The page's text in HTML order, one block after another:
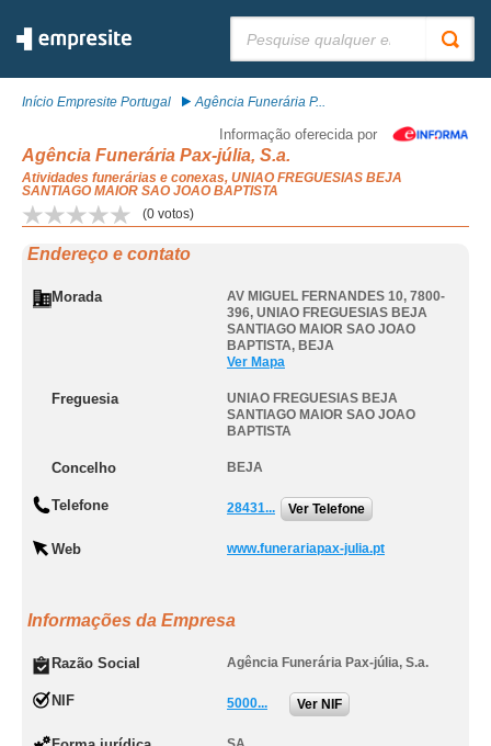
Início Empresite Portugal Agência Funerária P...
Informação oferecida por
Agência Funerária Pax-júlia, S.a.
Atividades funerárias e conexas, UNIAO FREGUESIAS BEJA
SANTIAGO MAIOR SAO JOAO BAPTISTA
(0 votos)
Endereço e contato
Morada
AV MIGUEL FERNANDES 10, 7800-
396, UNIAO FREGUESIAS BEJA
SANTIAGO MAIOR SAO JOAO
BAPTISTA, BEJA
Ver Mapa
Freguesia
UNIAO FREGUESIAS BEJA
SANTIAGO MAIOR SAO JOAO
BAPTISTA
Concelho BEJA
Telefone 28431... Ver Telefone
Web www.funerariapax-julia.pt
Informações da Empresa
Razão Social Agência Funerária Pax-júlia, S.a.
NIF 5000... Ver NIF